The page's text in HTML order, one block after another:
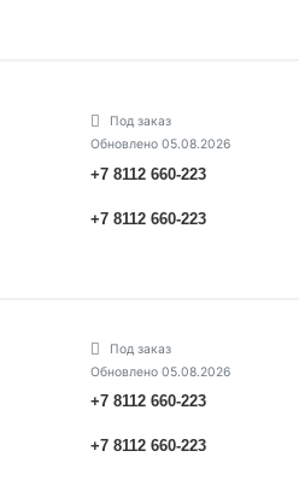
Под заказ
Обновлено 05.08.2026
+7 8112 660-223
+7 8112 660-223
Под заказ
Обновлено 05.08.2026
+7 8112 660-223
+7 8112 660-223